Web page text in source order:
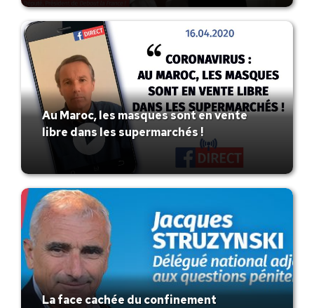
Au Maroc, les masques sont en vente
libre dans les supermarchés !
La face cachée du confinement